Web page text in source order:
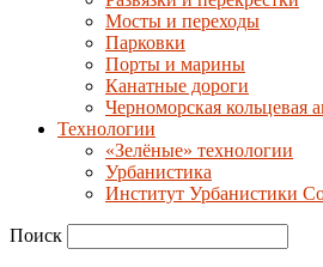
Мосты и переходы
Парковки
Порты и марины
Канатные дороги
Черноморская кольцевая
Технологии
«Зелёные» технологии
Урбанистика
Институт Урбанистики
Поиск